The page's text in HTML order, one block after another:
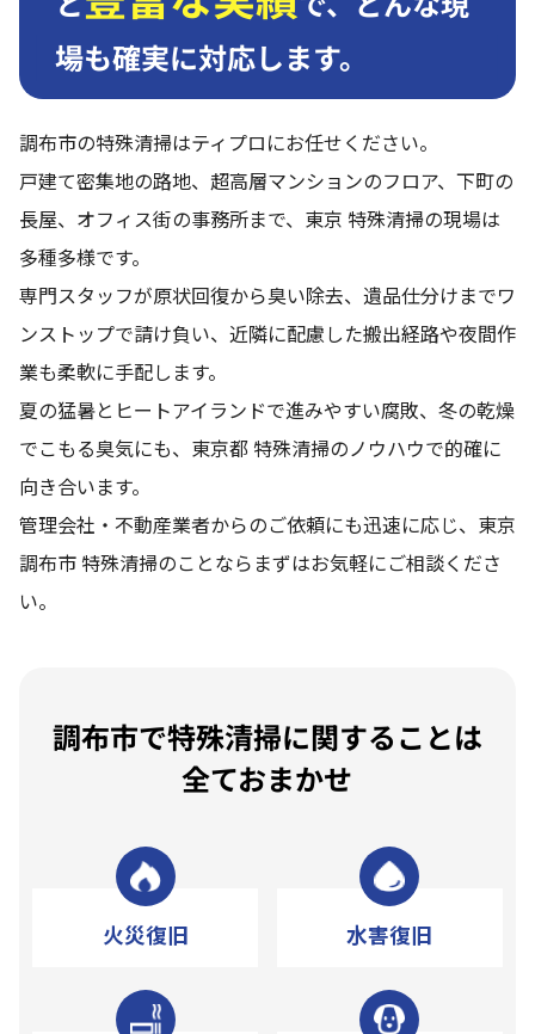
場も確実に対応します。
調布市の特殊清掃はティプロにお任せください。
戸建て密集地の路地、超高層マンションのフロア、下町の
長屋、オフィス街の事務所まで、東京 特殊清掃の現場は
多種多様です。
専門スタッフが原状回復から臭い除去、遺品仕分けまでワ
ンストップで請け負い、近隣に配慮した搬出経路や夜間作
業も柔軟に手配します。
夏の猛暑とヒートアイランドで進みやすい腐敗、冬の乾燥
でこもる臭気にも、東京都 特殊清掃のノウハウで的確に
向き合います。
管理会社・不動産業者からのご依頼にも迅速に応じ、東京
調布市 特殊清掃のことならまずはお気軽にご相談くださ
い。
調布市で特殊清掃に関することは
全ておまかせ
火災復旧 水害復旧